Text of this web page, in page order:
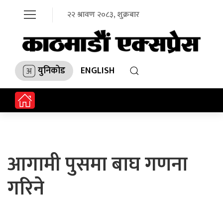
२२ श्रावण २०८३, शुक्रबार
युनिकोड ENGLISH
आगामी पुसमा बाघ गणना
गरिने